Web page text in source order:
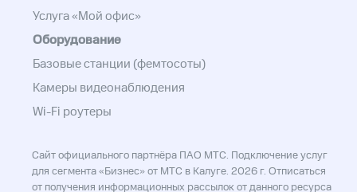
Услуга «Мой офис»
Оборудование
Базовые станции (фемтосоты)
Камеры видеонаблюдения
Wi-Fi роутеры
Сайт официального партнёра ПАО МТС. Подключение услуг
для сегмента «Бизнес» от МТС в Калуге. 2026 г. Отписаться
от получения информационных рассылок от данного ресурса